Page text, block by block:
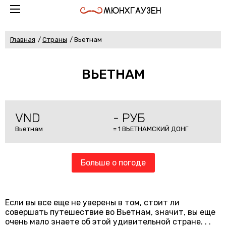
МЮНХГАУЗЕН
Главная Страны Вьетнам
ВЬЕТНАМ
VND
Вьетнам
- РУБ
= 1 ВЬЕТНАМСКИЙ ДОНГ
Больше о погоде
Если вы все еще не уверены в том, стоит ли
совершать путешествие во Вьетнам, значит, вы еще
очень мало знаете об этой удивительной стране. . .